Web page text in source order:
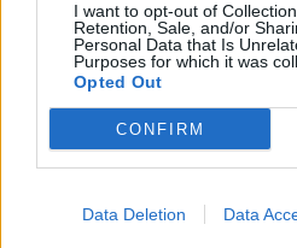
I want to opt-out of
Retention, Sale, and/or
Personal Data that Is
Purposes for which it was
Opted Out
CONFIRM
Data Deletion Data
Απευθείας αναθέσεις εκτός
καταγγέλλει συστηματικό
επιστημονικού δυναμικού